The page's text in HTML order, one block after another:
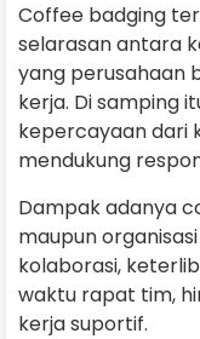
Coffee badging
selarasan antara
yang perusahaan
kerja. Di samping
kepercayaan dari
mendukung
Dampak adanya
maupun
kolaborasi,
waktu rapat tim,
kerja suportif.